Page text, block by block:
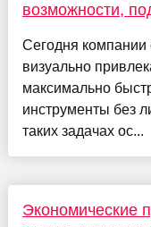
возможности,
Сегодня компании
визуально
максимально
инструменты без
таких задачах ос...
Экономические